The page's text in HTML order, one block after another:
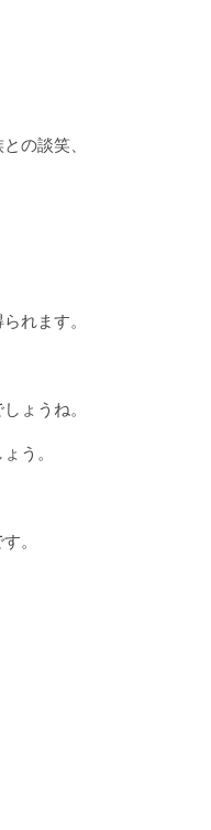
の談笑、
れます。
ょうね。
う。
。